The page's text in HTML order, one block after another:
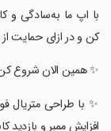
‏با اپ ما به‌سادگی و
کن و در ازای حمایت از
‏✨ همین الان شروع کن — ۱۵ سکه رایگان هدیه ثبت‌نام
‏✨ با طراحی متریال
افزایش ممبر و